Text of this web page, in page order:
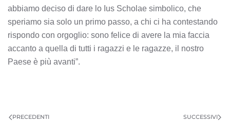
abbiamo deciso di dare lo Ius Scholae simbolico, che
speriamo sia solo un primo passo, a chi ci ha contestando
rispondo con orgoglio: sono felice di avere la mia faccia
accanto a quella di tutti i ragazzi e le ragazze, il nostro
Paese è più avanti”.
PRECEDENTI SUCCESSIVI